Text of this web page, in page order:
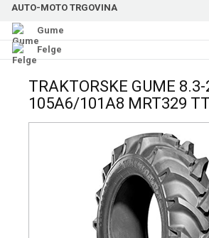
Katalog rezervnih dijelova
AUTO-MOTO TRGOVINA
Gume
Felge
TRAKTORSKE GUME
105A6/101A8 MRT329